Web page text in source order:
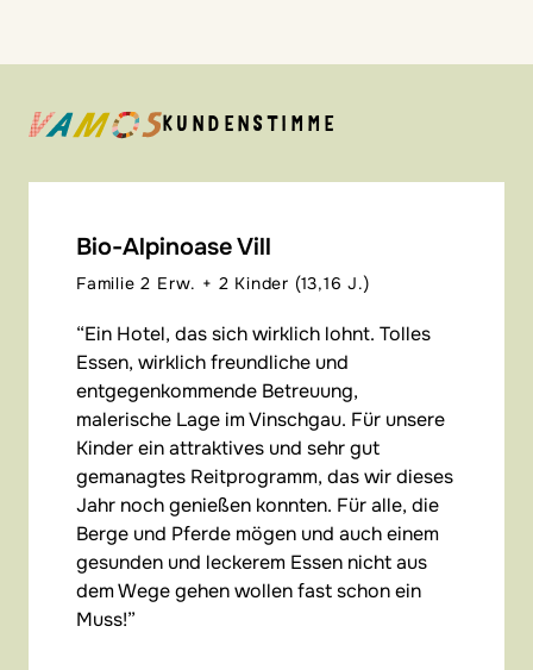
KUNDENSTIMME
Bio-Alpinoase Vill
Familie 2 Erw. + 2 Kinder (13,16 J.)
Ein Hotel, das sich wirklich lohnt. Tolles
Essen, wirklich freundliche und
entgegenkommende Betreuung,
malerische Lage im Vinschgau. Für unsere
Kinder ein attraktives und sehr gut
gemanagtes Reitprogramm, das wir dieses
Jahr noch genießen konnten. Für alle, die
Berge und Pferde mögen und auch einem
gesunden und leckerem Essen nicht aus
dem Wege gehen wollen fast schon ein
Muss!